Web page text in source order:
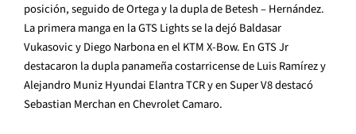
posición, seguido de Ortega y la dupla de Betesh – Hernández.
La primera manga en la GTS Lights se la dejó Baldasar
Vukasovic y Diego Narbona en el KTM X-Bow. En GTS Jr
destacaron la dupla panameña costarricense de Luis Ramírez y
Alejandro MunizHyundai Elantra TCRy en Super V8 destacó
Sebastian Merchan en Chevrolet Camaro.